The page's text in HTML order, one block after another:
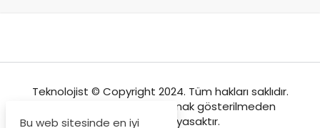
Teknolojist © Copyright 2024. Tüm hakları saklıdır.
Sitemizden içeriklerin kaynak gösterilmeden
kopyalanması yasaktır.
Bu web sitesinde en iyi